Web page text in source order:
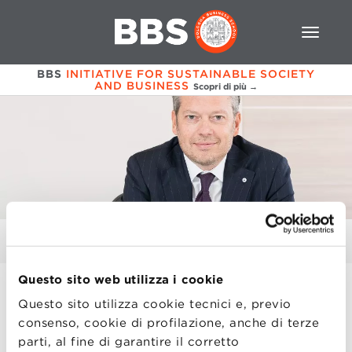
Questo sito web utilizza i cookie
Questo sito utilizza cookie tecnici e, previo
consenso, cookie di profilazione, anche di terze
parti, al fine di garantire il corretto
BBS INITIATIVE FOR SUSTAINABLE SOCIETY
AND BUSINESS Scopri di più →
ANDREA FALLENI
Registrati per partecipare all’Innovation Talk
conAndrea Falleni, il13 maggio 2019a Villa
Guastavillani.